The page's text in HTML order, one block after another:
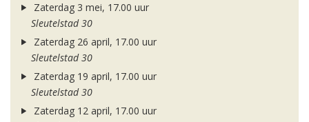
Zaterdag 3 mei, 17.00 uur
Sleutelstad 30
Zaterdag 26 april, 17.00 uur
Sleutelstad 30
Zaterdag 19 april, 17.00 uur
Sleutelstad 30
Zaterdag 12 april, 17.00 uur